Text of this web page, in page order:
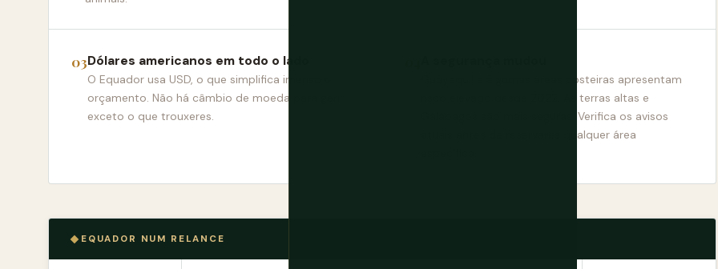
Dólares americanos em todo o lado
O Equador usa USD, o que simplifica imenso o
orçamento. Não há câmbio de moeda para gerir,
exceto o que trouxeres.
Guayaquil e algumas áreas costeiras apresentam
risco elevado desde 2022. As terras altas e
Galápagos são mais seguras. Verifica os avisos
atuais antes de reservares qualquer área
EQUADOR NUM RELANCE